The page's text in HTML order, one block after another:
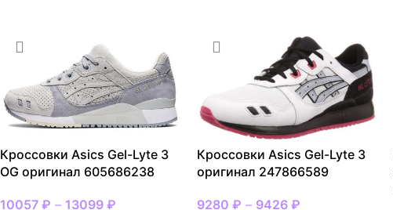
Кроссовки Asics Gel-Lyte 3
OG оригинал 605686238
10057 ₽ – 13099 ₽
Кроссовки Asics Gel-Lyte 3
оригинал 247866589
9280 ₽ – 9426 ₽